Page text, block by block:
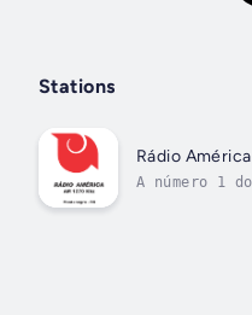
Stations
Rádio
A número 1